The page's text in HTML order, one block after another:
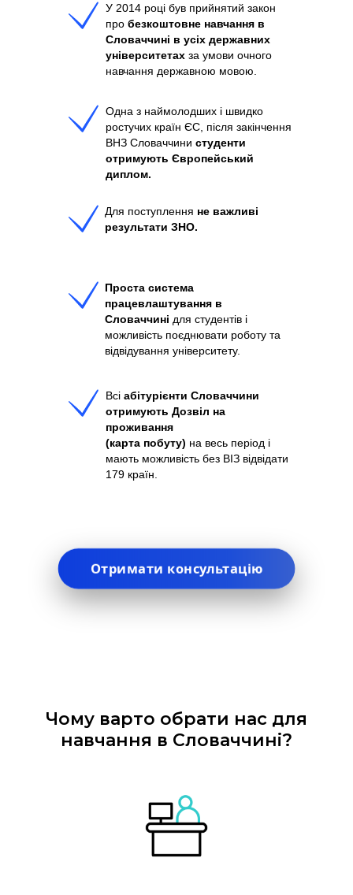
У 2014 році був прийнятий закон
про безкоштовне навчання в
Словаччині в усіх державних
університетах за умови очного
навчання державною мовою.
Одна з наймолодших і швидко
ростучих країн ЄС, після закінчення
ВНЗ Словаччини студенти
отримують Європейський
диплом.
Для поступлення не важливі
результати ЗНО.
Всі абітурієнти Словаччини
отримують Дозвіл на
проживання
(карта побуту) на весь період і
мають можливість без ВІЗ відвідати
179 країн.
Проста система
працевлаштування в
Словаччині для студентів і
можливість поєднювати роботу та
відвідування університету.
Отримати консультацію
Чому варто обрати нас для
навчання в Словаччині?